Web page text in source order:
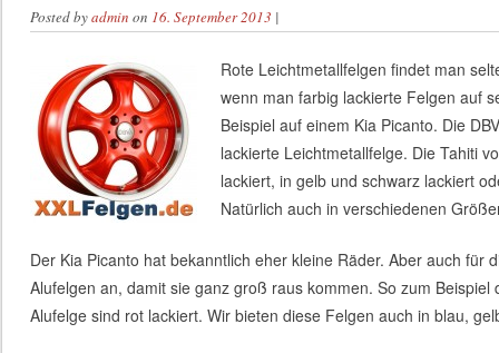
Posted byadmin on 16. September 2013 |
Rote Leichtmetallfelgen findet man
wenn man farbig lackierte Felgen auf
Beispiel auf einem Kia Picanto. Die
lackierte Leichtmetallfelge. Die Tahiti
lackiert, in gelb und schwarz lackiert
Natürlich auch in verschiedenen
Der Kia Picanto hat bekanntlich eher kleine Räder. Aber auch für
Alufelgen an, damit sie ganz groß raus kommen. So zum Beispiel
Alufelge sind rot lackiert. Wir bieten diese Felgen auch in blau,